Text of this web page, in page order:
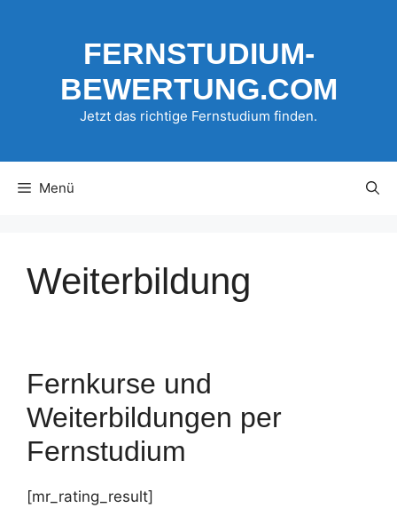
FERNSTUDIUM-
BEWERTUNG.COM
Jetzt das richtige Fernstudium finden.
Menü
Weiterbildung
Fernkurse und
Weiterbildungen per
Fernstudium
[mr_rating_result]